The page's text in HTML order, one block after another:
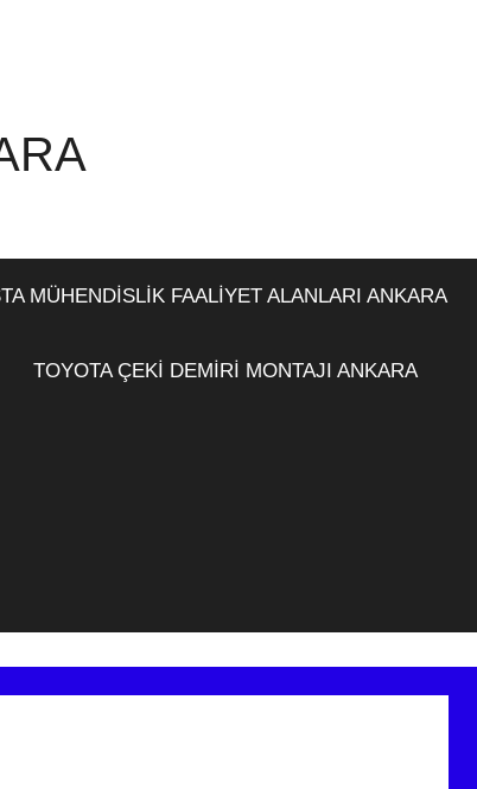
MÜHENDİSLİK FAALİYET ALANLARI ANKARA
TOYOTA ÇEKİ DEMİRİ MONTAJI ANKARA